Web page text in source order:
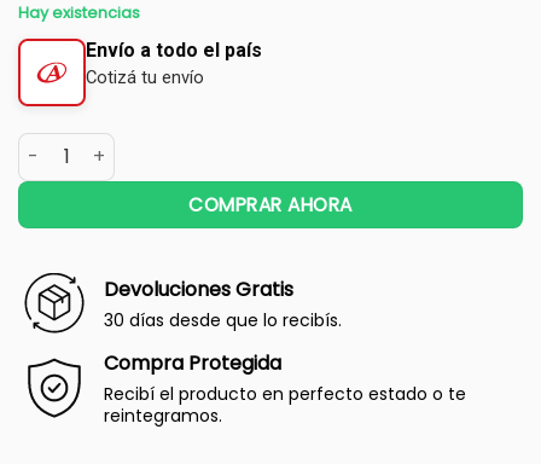
Hay existencias
Envío a todo el país
Cotizá tu envío
COMPRAR AHORA
Devoluciones Gratis
30 días desde que lo recibís.
Compra Protegida
Recibí el producto en perfecto estado o te
reintegramos.